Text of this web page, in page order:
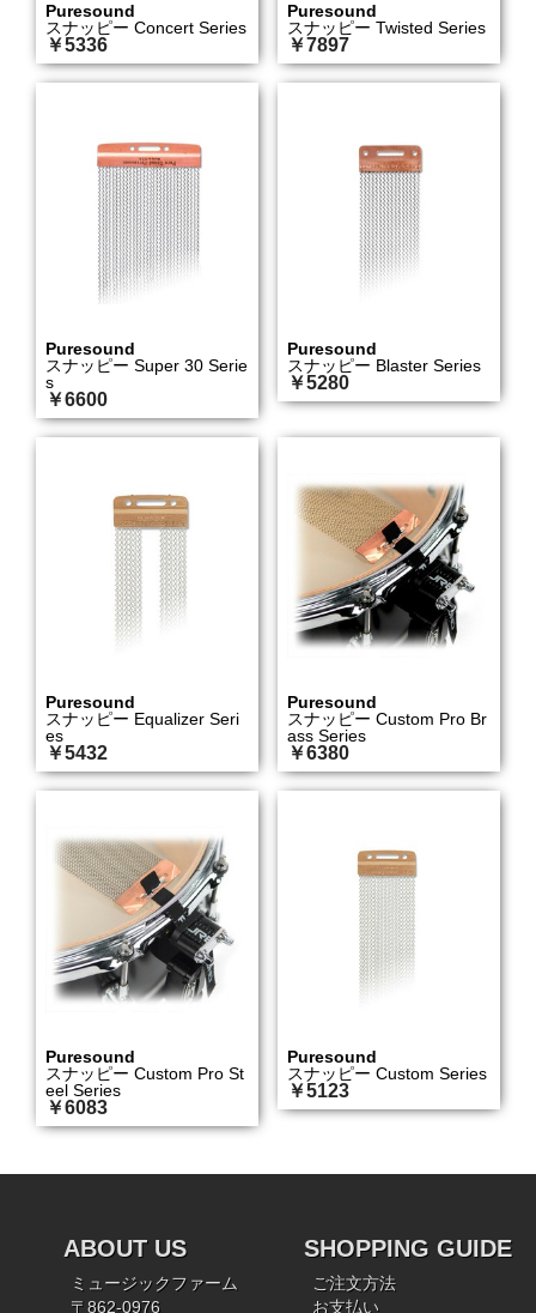
Puresound
スナッピー Concert Series
￥5336
Puresound
スナッピー Twisted Series
￥7897
Puresound
スナッピー Super 30 Serie
s
￥6600
Puresound
スナッピー Blaster Series
￥5280
Puresound
スナッピー Equalizer Seri
es
￥5432
Puresound
スナッピー Custom Pro Br
ass Series
￥6380
Puresound
スナッピー Custom Pro St
eel Series
￥6083
Puresound
スナッピー Custom Series
￥5123
ABOUT US
ミュージックファーム
〒862-0976
SHOPPING GUIDE
ご注文方法
お支払い